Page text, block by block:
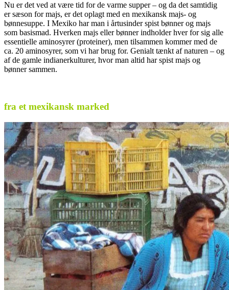
Nu er det ved at være tid for de varme supper – og da det samtidig
er sæson for majs, er det oplagt med en mexikansk majs- og
bønnesuppe. I Mexiko har man i årtusinder spist bønner og majs
som basismad. Hverken majs eller bønner indholder hver for sig alle
essentielle aminosyrer (proteiner), men tilsammen kommer med de
ca. 20 aminosyrer, som vi har brug for. Genialt tænkt af naturen – og
af de gamle indianerkulturer, hvor man altid har spist majs og
bønner sammen.
fra et mexikansk marked